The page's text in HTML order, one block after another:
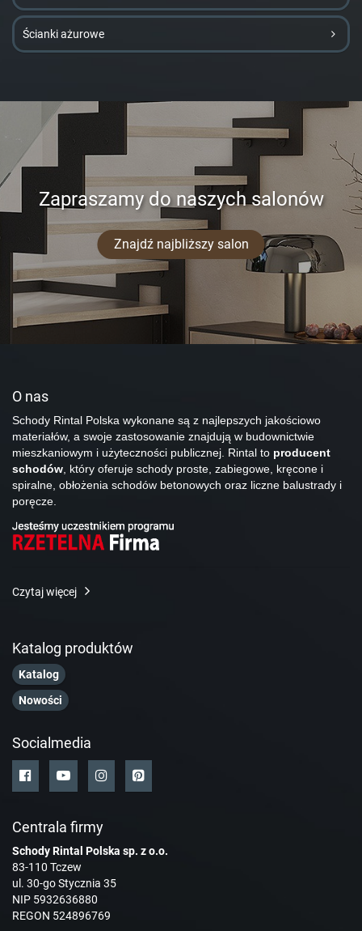
Ścianki ażurowe
Zapraszamy do naszych salonów
Znajdź najbliższy salon
O nas
Schody Rintal Polska wykonane są z najlepszych jakościowo
materiałów, a swoje zastosowanie znajdują w budownictwie
mieszkaniowym i użyteczności publicznej. Rintal to producent
schodów, który oferuje schody proste, zabiegowe, kręcone i
spiralne, obłożenia schodów betonowych oraz liczne balustrady i
poręcze.
Czytaj więcej
Katalog produktów
Katalog
Nowości
Socialmedia
Centrala firmy
Schody Rintal Polska sp. z o.o.
83-110 Tczew
ul. 30-go Stycznia 35
NIP 5932636880
REGON 524896769